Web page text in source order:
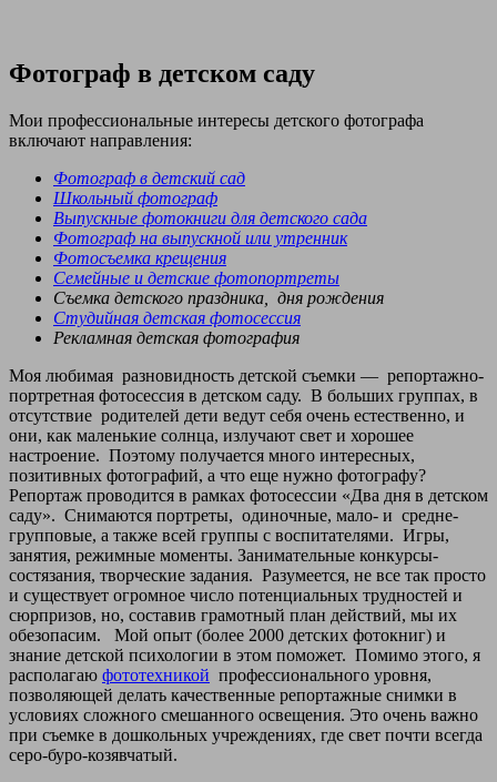
Фотограф в детском саду
Мои профессиональные интересы детского фотографа
включают направления:
Фотограф в детский сад
Школьный фотограф
Выпускные фотокниги для детского сада
Фотограф на выпускной или утренник
Фотосъемка крещения
Семейные и детские фотопортреты
Съемка детского праздника, дня рождения
Студийная детская фотосессия
Рекламная детская фотография
Моя любимая разновидность детской съемки — репортажно-
портретная фотосессия в детском саду. В больших группах, в
отсутствие родителей дети ведут себя очень естественно, и
они, как маленькие солнца, излучают свет и хорошее
настроение. Поэтому получается много интересных,
позитивных фотографий, а что еще нужно фотографу?
Репортаж проводится в рамках фотосессии «Два дня в детском
саду». Снимаются портреты, одиночные, мало- и средне-
групповые, а также всей группы с воспитателями. Игры,
занятия, режимные моменты. Занимательные конкурсы-
состязания, творческие задания. Разумеется, не все так просто
и существует огромное число потенциальных трудностей и
сюрпризов, но, составив грамотный план действий, мы их
обезопасим. Мой опыт (более 2000 детских фотокниг) и
знание детской психологии в этом поможет. Помимо этого, я
располагаю фототехникой профессионального уровня,
позволяющей делать качественные репортажные снимки в
условиях сложного смешанного освещения. Это очень важно
при съемке в дошкольных учреждениях, где свет почти всегда
серо-буро-козявчатый.